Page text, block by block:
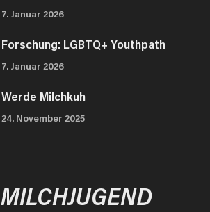
7. Januar 2026
Forschung: LGBTQ+ Youthpath
7. Januar 2026
Werde Milchkuh
24. November 2025
MILCHJUGEND